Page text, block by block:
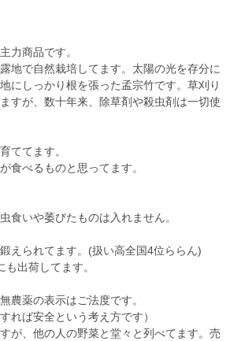
力商品です。
地で自然栽培してます。太陽の光を存分に
にしっかり根を張った孟宗竹です。草刈り
すが、数十年来、除草剤や殺虫剤は一切使
ててます。
食べるものと思ってます。
食いや萎びたものは入れません。
えられてます。(扱い高全国4位ららん)
出荷してます。
農薬の表示はご法度です。
れば安全という考え方です）
が、他の人の野菜と堂々と列べてます。売